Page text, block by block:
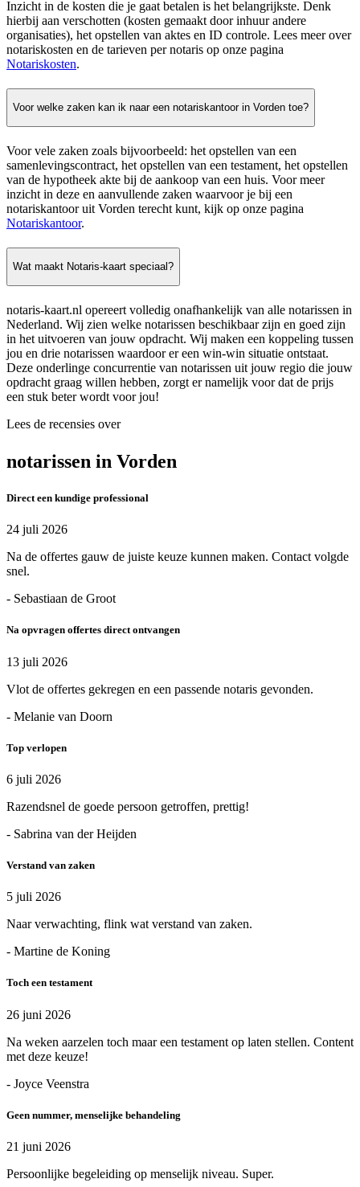
Inzicht in de kosten die je gaat betalen is het belangrijkste. Denk
hierbij aan verschotten (kosten gemaakt door inhuur andere
organisaties), het opstellen van aktes en ID controle. Lees meer over
notariskosten en de tarieven per notaris op onze pagina
Notariskosten.
Voor welke zaken kan ik naar een notariskantoor in Vorden toe?
Voor vele zaken zoals bijvoorbeeld: het opstellen van een
samenlevingscontract, het opstellen van een testament, het opstellen
van de hypotheek akte bij de aankoop van een huis. Voor meer
inzicht in deze en aanvullende zaken waarvoor je bij een
notariskantoor uit Vorden terecht kunt, kijk op onze pagina
Notariskantoor.
Wat maakt Notaris-kaart speciaal?
notaris-kaart.nl opereert volledig onafhankelijk van alle notarissen in
Nederland. Wij zien welke notarissen beschikbaar zijn en goed zijn
in het uitvoeren van jouw opdracht. Wij maken een koppeling tussen
jou en drie notarissen waardoor er een win-win situatie ontstaat.
Deze onderlinge concurrentie van notarissen uit jouw regio die jouw
opdracht graag willen hebben, zorgt er namelijk voor dat de prijs
een stuk beter wordt voor jou!
Lees de recensies over
notarissen in Vorden
Direct een kundige professional
24 juli 2026
Na de offertes gauw de juiste keuze kunnen maken. Contact volgde
snel.
- Sebastiaan de Groot
Na opvragen offertes direct ontvangen
13 juli 2026
Vlot de offertes gekregen en een passende notaris gevonden.
- Melanie van Doorn
Top verlopen
6 juli 2026
Razendsnel de goede persoon getroffen, prettig!
- Sabrina van der Heijden
Verstand van zaken
5 juli 2026
Naar verwachting, flink wat verstand van zaken.
- Martine de Koning
Toch een testament
26 juni 2026
Na weken aarzelen toch maar een testament op laten stellen. Content
met deze keuze!
- Joyce Veenstra
Geen nummer, menselijke behandeling
21 juni 2026
Persoonlijke begeleiding op menselijk niveau. Super.